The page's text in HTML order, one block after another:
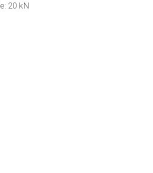
20 kN